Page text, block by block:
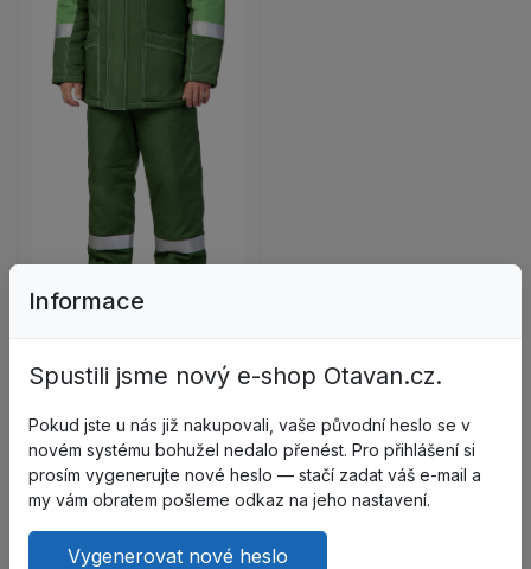
Zobrazit detail produktu GOLF Komplet pánský
Z96523
zimní
2058
Není skladem
Zobrazit detail
Informace
Spustili jsme nový e-shop Otavan.cz.
Pokud jste u nás již nakupovali, vaše původní heslo se v
novém systému bohužel nedalo přenést. Pro přihlášení si
prosím vygenerujte nové heslo — stačí zadat váš e-mail a
my vám obratem pošleme odkaz na jeho nastavení.
Vygenerovat nové heslo